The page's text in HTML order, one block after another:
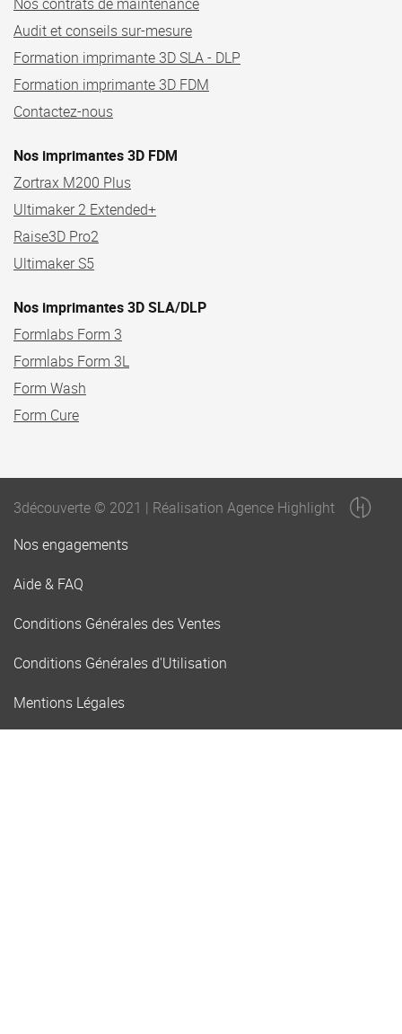
Audit et conseils sur-mesure
Formation imprimante 3D SLA - DLP
Formation imprimante 3D FDM
Contactez-nous
Nos imprimantes 3D FDM
Zortrax M200 Plus
Ultimaker 2 Extended+
Raise3D Pro2
Ultimaker S5
Nos imprimantes 3D SLA/DLP
Formlabs Form 3
Formlabs Form 3L
Form Wash
Form Cure
3découverte © 2021 | Réalisation Agence Highlight
Nos engagements
Aide & FAQ
Conditions Générales des Ventes
Conditions Générales d'Utilisation
Mentions Légales